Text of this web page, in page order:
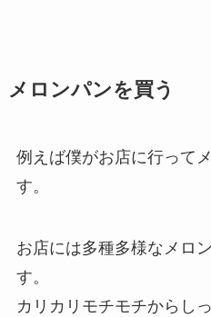
メロンパンを買う
例えば僕がお店に行って
す。
お店には多種多様なメロ
す。
カリカリモチモチからし